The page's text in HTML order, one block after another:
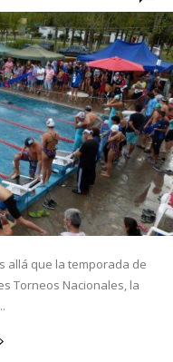
allá que la temporada de
Torneos Nacionales, la